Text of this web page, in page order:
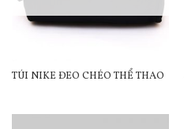
TÚI NIKE ĐEO CHÉO THỂ THAO